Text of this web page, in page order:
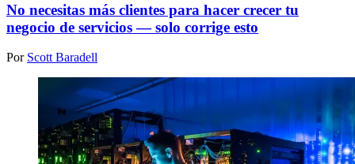
No necesitas más clientes para hacer crecer tu
negocio de servicios — solo corrige esto
Por Scott Baradell